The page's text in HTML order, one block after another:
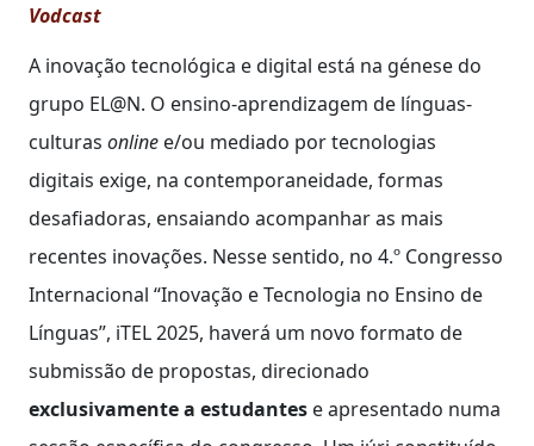
Vodcast
A inovação tecnológica e digital está na génese do
grupo EL@N. O ensino-aprendizagem de línguas-
culturas online e/ou mediado por tecnologias
digitais exige, na contemporaneidade, formas
desafiadoras, ensaiando acompanhar as mais
recentes inovações. Nesse sentido, no 4.º Congresso
Internacional “Inovação e Tecnologia no Ensino de
Línguas”, iTEL 2025, haverá um novo formato de
submissão de propostas, direcionado
exclusivamente a estudantes e apresentado numa